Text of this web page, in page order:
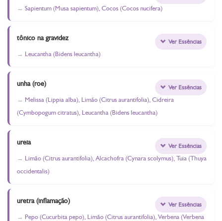
Sapientum (Musa sapientum), Cocos (Cocos nucifera)
tônico na gravidez
Leucantha (Bidens leucantha)
Ver Essências
unha (roe)
Melissa (Lippia alba), Limão (Citrus aurantifolia), Cidreira
(Cymbopogum citratus), Leucantha (Bidens leucantha)
Ver Essências
ureia
Limão (Citrus aurantifolia), Alcachofra (Cynara scolymus), Tuia (Thuya
occidentalis)
Ver Essências
uretra (inflamação)
Pepo (Cucurbita pepo), Limão (Citrus aurantifolia), Verbena (Verbena
Ver Essências